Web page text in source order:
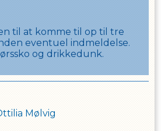
til at komme til op til tre
eventuel indmeldelse.
og drikkedunk.
Mølvig